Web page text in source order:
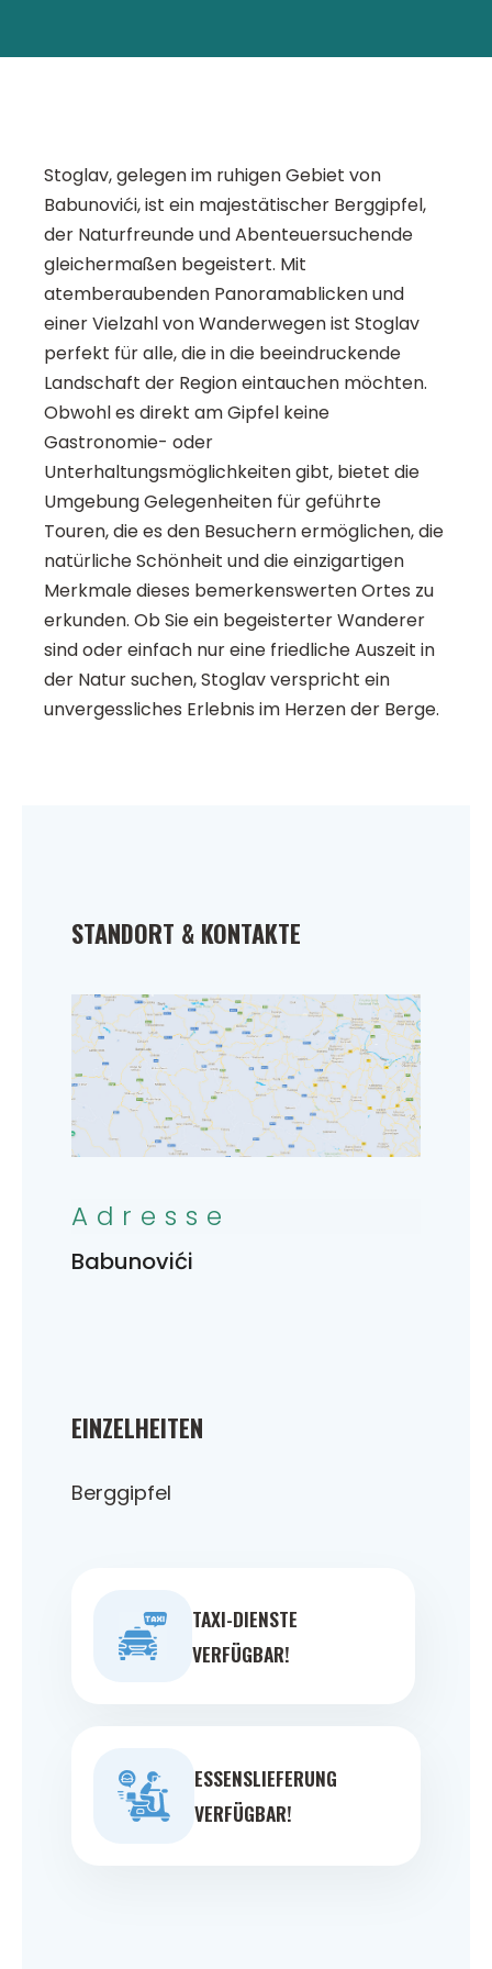
Stoglav, gelegen im ruhigen Gebiet von
Babunovići, ist ein majestätischer Berggipfel,
der Naturfreunde und Abenteuersuchende
gleichermaßen begeistert. Mit
atemberaubenden Panoramablicken und
einer Vielzahl von Wanderwegen ist Stoglav
perfekt für alle, die in die beeindruckende
Landschaft der Region eintauchen möchten.
Obwohl es direkt am Gipfel keine
Gastronomie- oder
Unterhaltungsmöglichkeiten gibt, bietet die
Umgebung Gelegenheiten für geführte
Touren, die es den Besuchern ermöglichen, die
natürliche Schönheit und die einzigartigen
Merkmale dieses bemerkenswerten Ortes zu
erkunden. Ob Sie ein begeisterter Wanderer
sind oder einfach nur eine friedliche Auszeit in
der Natur suchen, Stoglav verspricht ein
unvergessliches Erlebnis im Herzen der Berge.
EINZELHEITEN
Berggipfel
TAXI-DIENSTE
VERFÜGBAR!
ESSENSLIEFERUNG
VERFÜGBAR!
STANDORT & KONTAKTE
Adresse
Babunovići